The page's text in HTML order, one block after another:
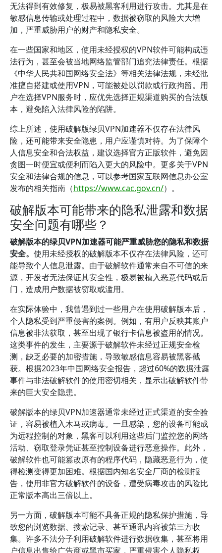
无法得到有效修复，极易被黑客利用进行攻击。尤其是在
敏感信息传输或处理过程中，数据被窃取的风险大大增
加，严重威胁用户的财产和隐私安全。
在一些国家和地区，使用未经授权的VPN软件可能构成违
法行为，甚至会被当地网络监管部门追究法律责任。根据
《中华人民共和国网络安全法》等相关法律法规，未经批
准擅自搭建或使用VPN，可能被处以罚款或行政拘留。用
户在选择VPN服务时，应优先选择正规渠道购买的合法版
本，避免陷入法律风险的陷阱。
综上所述，使用破解版绿贝VPN加速器不仅存在法律风
险，还可能带来安全隐患，用户应谨慎对待。为了保障个
人信息安全和合法权益，建议选择官方正版软件，避免因
贪图一时便宜或便利而陷入更大的风险中。更多关于VPN
安全和法律合规的信息，可以参考国家互联网信息办公室
发布的相关指南（https://www.cac.gov.cn/）。
破解版本可能带来的隐私泄露和数据
安全问题有哪些？
破解版本的绿贝VPN加速器可能严重威胁您的隐私和数据
安全。 使用未经授权的破解版本不仅存在法律风险，还可
能导致个人信息泄露。由于破解软件通常来自不可信的来
源，开发者无法保证其安全性，极易被植入恶意代码或后
门，造成用户数据被窃取或滥用。
在实际体验中，我曾遇到过一些用户在使用破解版本后，
个人隐私受到严重侵害的案例。例如，有用户反映其账户
信息被非法获取，甚至出现了银行卡信息被盗用的情况。
这类事件的发生，主要源于破解软件未经过正规安全检
测，缺乏必要的加密措施，导致敏感信息容易被黑客截
获。根据2023年中国网络安全报告，超过60%的数据泄露
事件与非法破解软件的使用密切相关，显示出破解软件带
来的巨大安全隐患。
破解版本的绿贝VPN加速器通常未经过正式渠道的安全验
证，容易被植入木马或病毒。一旦感染，您的设备可能成
为远程控制的对象，黑客可以利用这些后门监控您的网络
活动、窃取登录凭证甚至控制设备进行恶意操作。此外，
破解软件也可能篡改原有的程序代码，隐藏恶意行为，使
得检测变得更加困难。根据国内知名安全厂商的检测报
告，使用非官方破解软件的设备，遭受病毒攻击的风险比
正常版本高出三倍以上。
另一方面，破解版本可能不具备正规的隐私保护措施，导
致您的浏览数据、搜索记录、甚至通讯内容被第三方收
集。许多不法分子利用破解软件进行数据收集，甚至将用
户信息出售给广告商或黑市买家，严重侵害个人隐私权